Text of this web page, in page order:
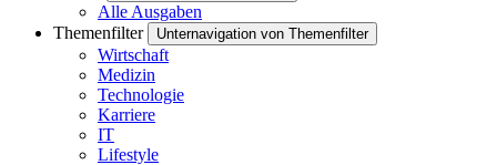
Alle Ausgaben
Themenfilter
Unternavigation von Themenfilter
Wirtschaft
Medizin
Technologie
Karriere
IT
Lifestyle